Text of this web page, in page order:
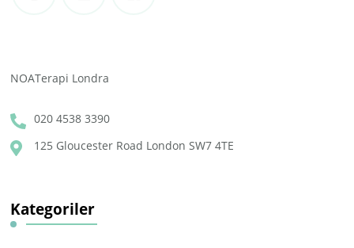
NOATerapi Londra
020 4538 3390
125 Gloucester Road London SW7 4TE
Kategoriler